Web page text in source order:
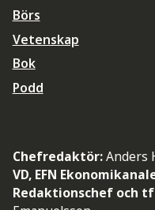
Börs
Vetenskap
Bok
Podd
Chefredaktör:Anders
VD, EFN
Redaktionschef och